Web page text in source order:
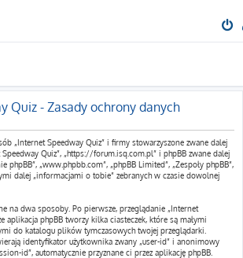
Quiz - Zasady ochrony danych
„Internet Speedway Quiz” i firmy stowarzyszone zwane dalej
Speedway Quiz”, „https://forum.isq.com.pl” i phpBB zwane dalej
phpBB”, „www.phpbb.com”, „phpBB Limited”, „Zespoły phpBB”,
dalej „informacjami o tobie” zebranych w czasie dowolnej
na dwa sposoby. Po pierwsze, przeglądanie „Internet
aplikacja phpBB tworzy kilka ciasteczek, które są małymi
do katalogu plików tymczasowych twojej przeglądarki.
identyfikator użytkownika zwany „user-id” i anonimowy
id”, automatycznie przyznane ci przez aplikację phpBB.